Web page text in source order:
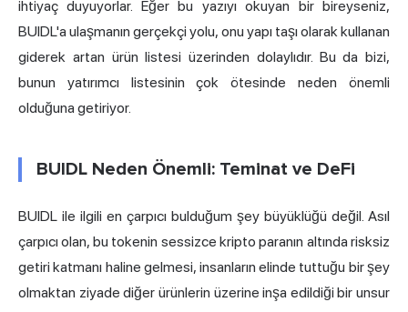
ihtiyaç duyuyorlar. Eğer bu yazıyı okuyan bir bireyseniz,
BUIDL'a ulaşmanın gerçekçi yolu, onu yapı taşı olarak kullanan
giderek artan ürün listesi üzerinden dolaylıdır. Bu da bizi,
bunun yatırımcı listesinin çok ötesinde neden önemli
olduğuna getiriyor.
BUIDL Neden Önemli: Teminat ve DeFi
BUIDL ile ilgili en çarpıcı bulduğum şey büyüklüğü değil. Asıl
çarpıcı olan, bu tokenin sessizce kripto paranın altında risksiz
getiri katmanı haline gelmesi, insanların elinde tuttuğu bir şey
olmaktan ziyade diğer ürünlerin üzerine inşa edildiği bir unsur